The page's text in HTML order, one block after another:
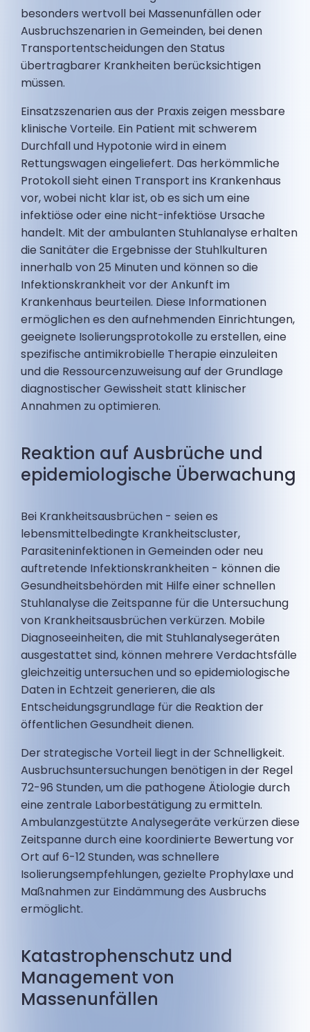
besonders wertvoll bei Massenunfällen oder
Ausbruchszenarien in Gemeinden, bei denen
Transportentscheidungen den Status
übertragbarer Krankheiten berücksichtigen
müssen.
Einsatzszenarien aus der Praxis zeigen messbare
klinische Vorteile. Ein Patient mit schwerem
Durchfall und Hypotonie wird in einem
Rettungswagen eingeliefert. Das herkömmliche
Protokoll sieht einen Transport ins Krankenhaus
vor, wobei nicht klar ist, ob es sich um eine
infektiöse oder eine nicht-infektiöse Ursache
handelt. Mit der ambulanten Stuhlanalyse erhalten
die Sanitäter die Ergebnisse der Stuhlkulturen
innerhalb von 25 Minuten und können so die
Infektionskrankheit vor der Ankunft im
Krankenhaus beurteilen. Diese Informationen
ermöglichen es den aufnehmenden Einrichtungen,
geeignete Isolierungsprotokolle zu erstellen, eine
spezifische antimikrobielle Therapie einzuleiten
und die Ressourcenzuweisung auf der Grundlage
diagnostischer Gewissheit statt klinischer
Annahmen zu optimieren.
Reaktion auf Ausbrüche und
epidemiologische Überwachung
Bei Krankheitsausbrüchen - seien es
lebensmittelbedingte Krankheitscluster,
Parasiteninfektionen in Gemeinden oder neu
auftretende Infektionskrankheiten - können die
Gesundheitsbehörden mit Hilfe einer schnellen
Stuhlanalyse die Zeitspanne für die Untersuchung
von Krankheitsausbrüchen verkürzen. Mobile
Diagnoseeinheiten, die mit Stuhlanalysegeräten
ausgestattet sind, können mehrere Verdachtsfälle
gleichzeitig untersuchen und so epidemiologische
Daten in Echtzeit generieren, die als
Entscheidungsgrundlage für die Reaktion der
öffentlichen Gesundheit dienen.
Der strategische Vorteil liegt in der Schnelligkeit.
Ausbruchsuntersuchungen benötigen in der Regel
72-96 Stunden, um die pathogene Ätiologie durch
eine zentrale Laborbestätigung zu ermitteln.
Ambulanzgestützte Analysegeräte verkürzen diese
Zeitspanne durch eine koordinierte Bewertung vor
Ort auf 6-12 Stunden, was schnellere
Isolierungsempfehlungen, gezielte Prophylaxe und
Maßnahmen zur Eindämmung des Ausbruchs
ermöglicht.
Katastrophenschutz und
Management von
Massenunfällen